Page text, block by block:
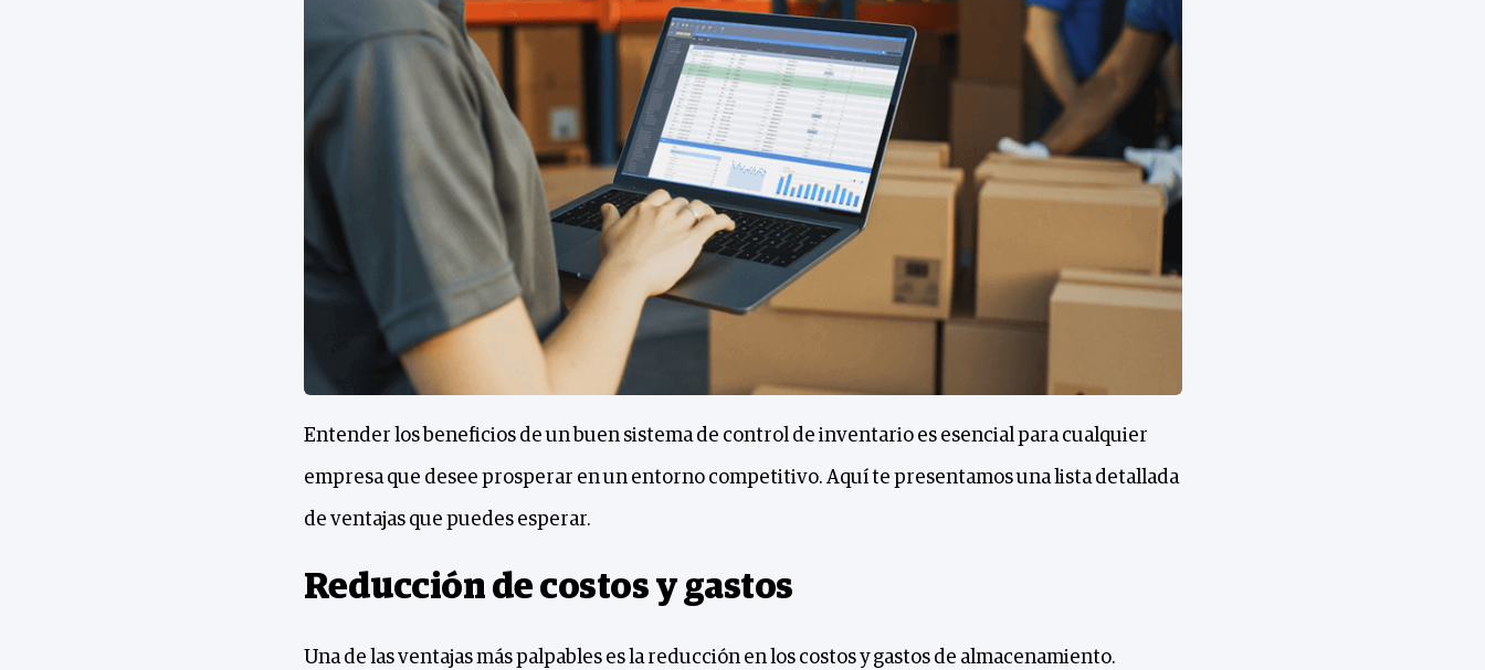
Entender los beneficios de un buen sistema de control de inventario es esencial para cualquier
empresa que desee prosperar en un entorno competitivo. Aquí te presentamos una lista detallada
de ventajas que puedes esperar.
Reducción de costos y gastos
Una de las ventajas más palpables es la reducción en los costos y gastos de almacenamiento.